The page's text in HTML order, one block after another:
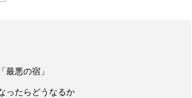
悪の宿」
ったらどうなるか